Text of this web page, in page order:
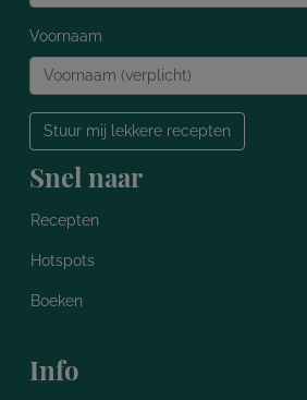
Voornaam
Stuur mij lekkere recepten
Snel naar
Recepten
Hotspots
Boeken
Info